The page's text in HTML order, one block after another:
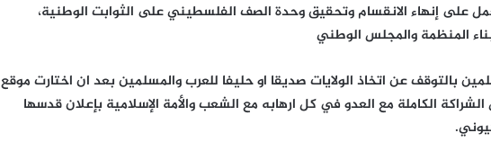
على إنهاء الانقسام وتحقيق وحدة الصف الفلسطيني على الثوابت الوطنية،
المنظمة والمجلس الوطني
بالتوقف عن اتخاذ الولايات صديقا او حليفا للعرب والمسلمين بعد ان اختارت موقع
الكاملة مع العدو في كل ارهابه مع الشعب والأمة الإسلامية بإعلان قدسها